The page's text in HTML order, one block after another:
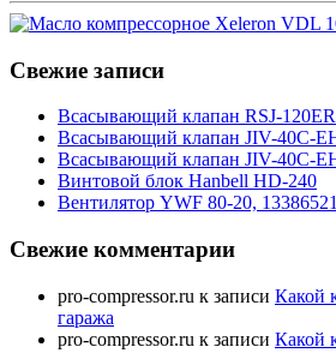
Свежие записи
Всасывающий клапан RSJ-120ER
Всасывающий клапан JIV-40C-
Всасывающий клапан JIV-40C-
Винтовой блок Hanbell HD-240
Вентилятор YWF 80-20,
Свежие комментарии
pro-compressor.ru к записи Какой
гаража
pro-compressor.ru к записи Какой